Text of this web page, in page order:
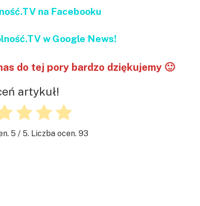
na Facebooku
w Google News!
do tej pory bardzo dziękujemy 🙂
artykuł!
5 / 5. Liczba ocen. 93